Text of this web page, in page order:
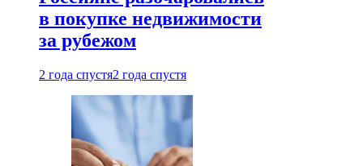
в покупке недвижимости
за рубежом
2 года спустя2 года спустя